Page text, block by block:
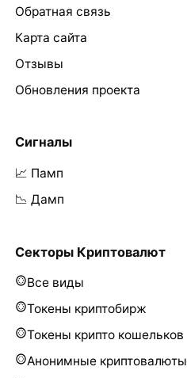
Обратная связь
Карта сайта
Отзывы
Обновления проекта
Сигналы
📈 Памп
📉 Дамп
Секторы Криптовалют
Все виды
Токены криптобирж
Токены крипто кошельков
Анонимные криптовалюты